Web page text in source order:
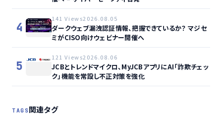
4
141 Views2026.08.05
ダークウェブ漏洩認証情報、把握できているか？ マジセ
ミがCISO向けウェビナー開催へ
5
121 Views2026.08.06
JCBとトレンドマイクロ、MyJCBアプリにAI「詐欺チェッ
ク」機能を常設し不正対策を強化
TAGS関連タグ